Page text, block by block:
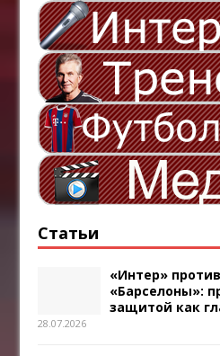
Статьи
«Интер»
«Барселоны»:
защитой как
28.07.2026